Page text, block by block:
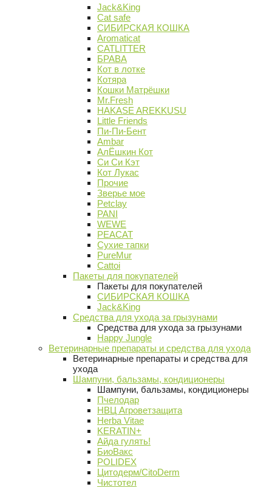
Jack&King
Cat safe
СИБИРСКАЯ КОШКА
Aromaticat
CATLITTER
БРАВА
Кот в лотке
Котяра
Кошки Матрёшки
Mr.Fresh
HAKASE AREKKUSU
Little Friends
Пи-Пи-Бент
Ambar
АлЁшкин Кот
Си Си Кэт
Кот Лукас
Прочие
Зверье мое
Petclay
PANI
WEWE
PEACAT
Сухие тапки
PureMur
Cattoi
Пакеты для покупателей
Пакеты для покупателей
СИБИРСКАЯ КОШКА
Jack&King
Средства для ухода за грызунами
Средства для ухода за грызунами
Happy Jungle
Ветеринарные препараты и средства для ухода
Ветеринарные препараты и средства для
ухода
Шампуни, бальзамы, кондиционеры
Шампуни, бальзамы, кондиционеры
Пчелодар
НВЦ Агроветзащита
Herba Vitae
KERATIN+
Айда гулять!
БиоВакс
POLIDEX
Цитодерм/CitoDerm
Чистотел